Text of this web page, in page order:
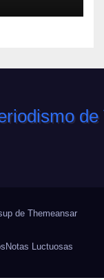
de Themeansar
Notas Luctuosas